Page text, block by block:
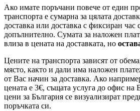
Ако имате поръчани повече от един
транспорта е сумарна за цялата
доставка или доставка с фиксиран час
допълнително. Сумата за наложен
влиза в цената на доставката, но
Цените на транспорта зависят от
място, както и дали има наложен
от Вас начин за доставка. Ако
цената е 3€, същата услуга до офис на
цени за България се визуализират
поръчката си.